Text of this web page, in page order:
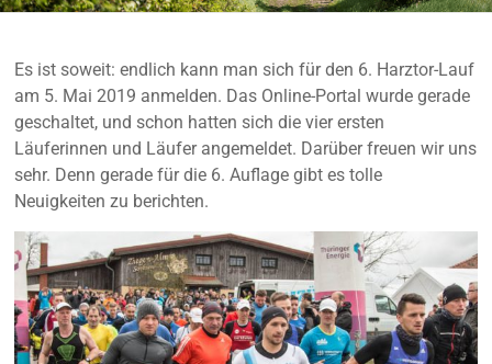
Es ist soweit: endlich kann man sich für den 6. Harztor-Lauf
am 5. Mai 2019 anmelden. Das Online-Portal wurde gerade
geschaltet, und schon hatten sich die vier ersten
Läuferinnen und Läufer angemeldet. Darüber freuen wir uns
sehr. Denn gerade für die 6. Auflage gibt es tolle
Neuigkeiten zu berichten.